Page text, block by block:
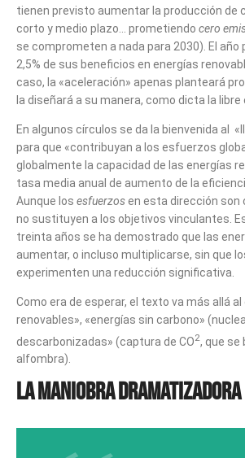
tienen previsto aumentar la producción de
corto y medio plazo… prometiendo cero
se comprometen a nada para 2030). El
2,5% de sus beneficios en energías
caso, la «aceleración» apenas planteará
la diseñará a su manera, como dicta la libre
En algunos círculos se da la bienvenida al
para que «contribuyan a los esfuerzos
globalmente la capacidad de las energías
tasa media anual de aumento de la
Aunque los esfuerzosen esta dirección
no sustituyen a los objetivos vinculantes.
treinta años se ha demostrado que las
aumentar, o incluso multiplicarse, sin que
experimenten una reducción significativa.
Como era de esperar, el texto va más allá
renovables», «energías sin carbono»
descarbonizadas» (captura de CO2, que se
alfombra).
La maniobra dramatizadora